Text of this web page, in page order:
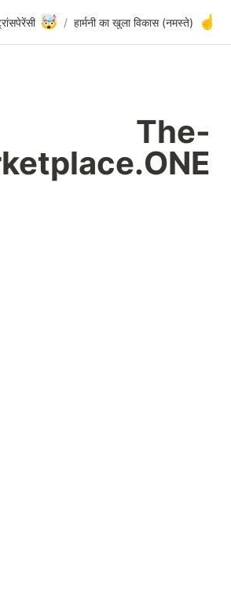
ओपन फंडिंग और रेडिकल ट्रांसपेरेंसी
/
500 लॉन्च ($20M)
/